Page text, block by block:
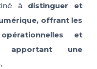
à distinguer et
offrant les
et
apportant une